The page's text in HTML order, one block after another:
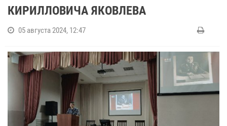
КИРИЛЛОВИЧА ЯКОВЛЕВА
05 августа 2024, 12:47